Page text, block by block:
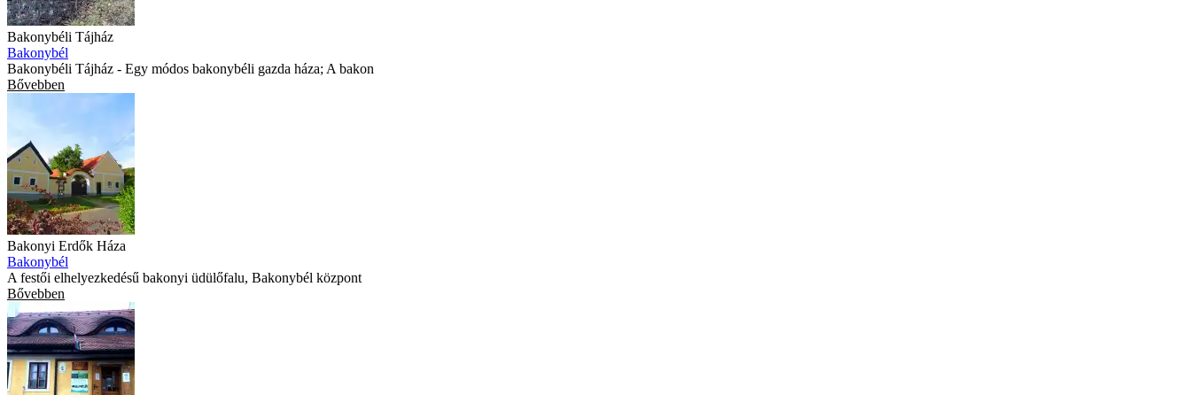
Bakonybéli Tájház
Bakonybél
Bakonybéli Tájház - Egy módos bakonybéli gazda háza; A bakon
Bővebben
Bakonyi Erdők Háza
Bakonybél
A festői elhelyezkedésű bakonyi üdülőfalu, Bakonybél központ
Bővebben